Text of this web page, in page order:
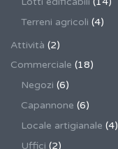
Terreni agricoli (4)
Attività (2)
Commerciale (18)
Negozi (6)
Capannone (6)
Locale artigianale (4)
Uffici (2)